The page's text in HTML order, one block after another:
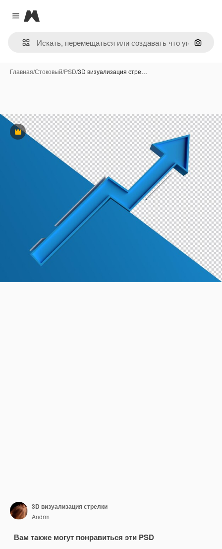
Close menu
Magnific
Поиск
Главная/Стоковый/PSD/3D визуализация стре…
Премиум
3D визуализация стрелки
Andrm
Вам также могут понравиться эти PSD